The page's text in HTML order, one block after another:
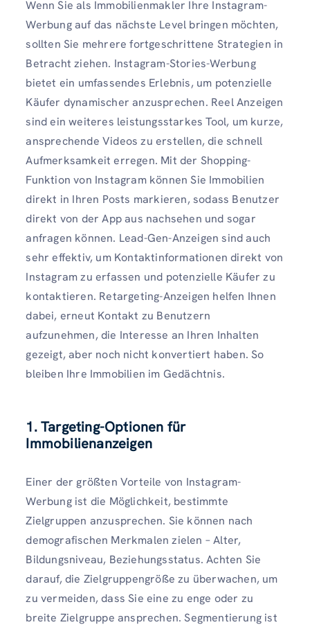
Wenn Sie als Immobilienmakler Ihre Instagram-
Werbung auf das nächste Level bringen möchten,
sollten Sie mehrere fortgeschrittene Strategien in
Betracht ziehen. Instagram-Stories-Werbung
bietet ein umfassendes Erlebnis, um potenzielle
Käufer dynamischer anzusprechen. Reel Anzeigen
sind ein weiteres leistungsstarkes Tool, um kurze,
ansprechende Videos zu erstellen, die schnell
Aufmerksamkeit erregen. Mit der Shopping-
Funktion von Instagram können Sie Immobilien
direkt in Ihren Posts markieren, sodass Benutzer
direkt von der App aus nachsehen und sogar
anfragen können. Lead-Gen-Anzeigen sind auch
sehr effektiv, um Kontaktinformationen direkt von
Instagram zu erfassen und potenzielle Käufer zu
kontaktieren. Retargeting-Anzeigen helfen Ihnen
dabei, erneut Kontakt zu Benutzern
aufzunehmen, die Interesse an Ihren Inhalten
gezeigt, aber noch nicht konvertiert haben. So
bleiben Ihre Immobilien im Gedächtnis.
1. Targeting-Optionen für
Immobilienanzeigen
Einer der größten Vorteile von Instagram-
Werbung ist die Möglichkeit, bestimmte
Zielgruppen anzusprechen. Sie können nach
demografischen Merkmalen zielen – Alter,
Bildungsniveau, Beziehungsstatus. Achten Sie
darauf, die Zielgruppengröße zu überwachen, um
zu vermeiden, dass Sie eine zu enge oder zu
breite Zielgruppe ansprechen. Segmentierung ist